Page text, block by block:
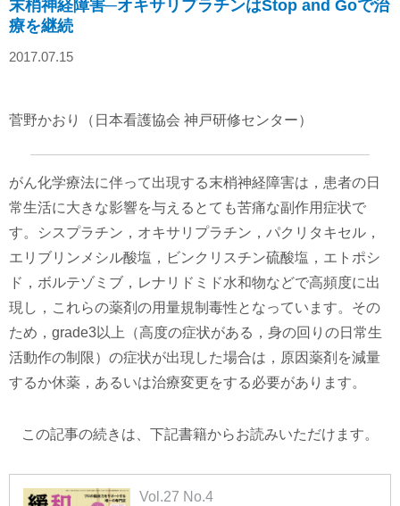
末梢神経障害─オキサリプラチンはStop and Goで治
療を継続
2017.07.15
菅野かおり（日本看護協会 神戸研修センター）
がん化学療法に伴って出現する末梢神経障害は，患者の日
常生活に大きな影響を与えるとても苦痛な副作用症状で
す。シスプラチン，オキサリプラチン，パクリタキセル，
エリブリンメシル酸塩，ビンクリスチン硫酸塩，エトポシ
ド，ボルテゾミブ，レナリドミド水和物などで高頻度に出
現し，これらの薬剤の用量規制毒性となっています。その
ため，grade3以上（高度の症状がある，身の回りの日常生
活動作の制限）の症状が出現した場合は，原因薬剤を減量
するか休薬，あるいは治療変更をする必要があります。
この記事の続きは、下記書籍からお読みいただけます。
Vol.27 No.4